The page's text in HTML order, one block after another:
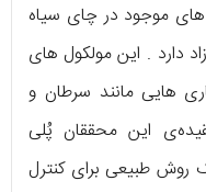
های موجود در چای سیاه
دارد . این مولکول‌ های
هایی مانند سرطان و
این محققان پُلی
روش طبیعی برای کنترل